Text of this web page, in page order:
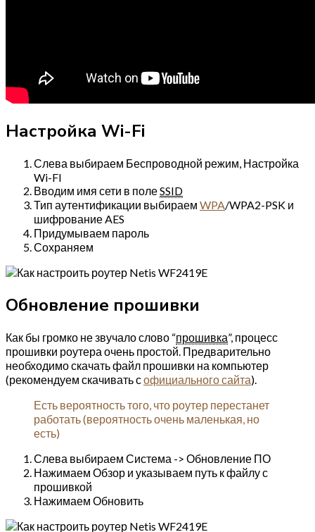
Настройка Wi-Fi
Слева выбираем Беспроводной режим, Настройка
Wi-FI
Вводим имя сети в полеSSID
Тип аутентификации выбираем WPA/WPA2-PSK и
шифрование AES
Придумываем пароль
Сохраняем
Обновление прошивки
Как бы громко не звучало слово “прошивка”, процесс
прошивки роутера очень простой. Предварительно
необходимо скачать файл прошивки на компьютер
(рекомендуем скачивать софициального сайта).
Есть вероятность того, что роутер перестанет
работать (вероятность очень маленькая, но
есть)
Слева выбираем Система -> Обновление ПО
Нажимаем Обзор и указываем путь к файлу с
прошивкой
Нажимаем Обновить